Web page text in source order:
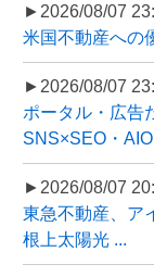
►2026/08/07
米国不動産への
►2026/08/07
ポータル・広告
SNS×SEO・
►2026/08/07
東急不動産、ア
根上太陽光 ...